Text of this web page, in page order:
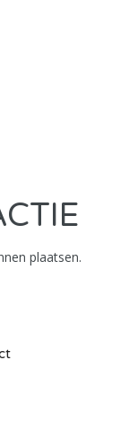
plaatsen.